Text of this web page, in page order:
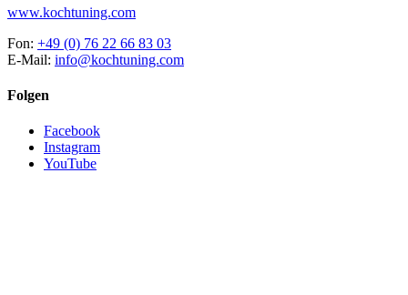
www.kochtuning.com
Fon: +49 (0) 76 22 66 83 03
E-Mail: info@kochtuning.com
Folgen
Facebook
Instagram
YouTube